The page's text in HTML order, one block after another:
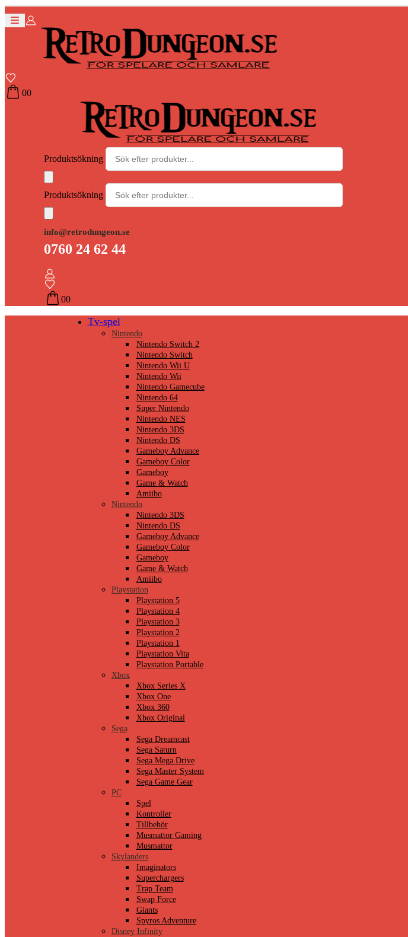
00
Produktsökning
Produktsökning
info@retrodungeon.se
0760 24 62 44
00
Tv-spel
Nintendo
Nintendo Switch 2
Nintendo Switch
Nintendo Wii U
Nintendo Wii
Nintendo Gamecube
Nintendo 64
Super Nintendo
Nintendo NES
Nintendo 3DS
Nintendo DS
Gameboy Advance
Gameboy Color
Gameboy
Game & Watch
Amiibo
Nintendo
Nintendo 3DS
Nintendo DS
Gameboy Advance
Gameboy Color
Gameboy
Game & Watch
Amiibo
Playstation
Playstation 5
Playstation 4
Playstation 3
Playstation 2
Playstation 1
Playstation Vita
Playstation Portable
Xbox
Xbox Series X
Xbox One
Xbox 360
Xbox Original
Sega
Sega Dreamcast
Sega Saturn
Sega Mega Drive
Sega Master System
Sega Game Gear
PC
Spel
Kontroller
Tillbehör
Musmattor Gaming
Musmattor
Skylanders
Imaginators
Superchargers
Trap Team
Swap Force
Giants
Spyros Adventure
Disney Infinity